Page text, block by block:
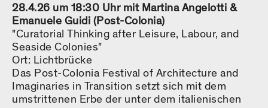
28.4.26 um 18:30 Uhr mit Martina Angelotti &
Emanuele Guidi (Post-Colonia)
"Curatorial Thinking after Leisure, Labour, and
Seaside Colonies"
Ort: Lichtbrücke
Das Post-Colonia Festival of Architecture and
Imaginaries in Transition setzt sich mit dem
umstrittenen Erbe der unter dem italienischen